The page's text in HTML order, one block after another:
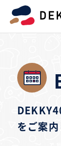
をご案内